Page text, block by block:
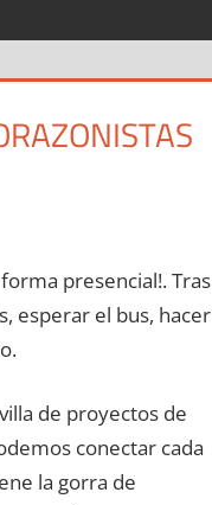
presencial!. Tras
esperar el bus, hacer
de proyectos de
conectar cada
la gorra de